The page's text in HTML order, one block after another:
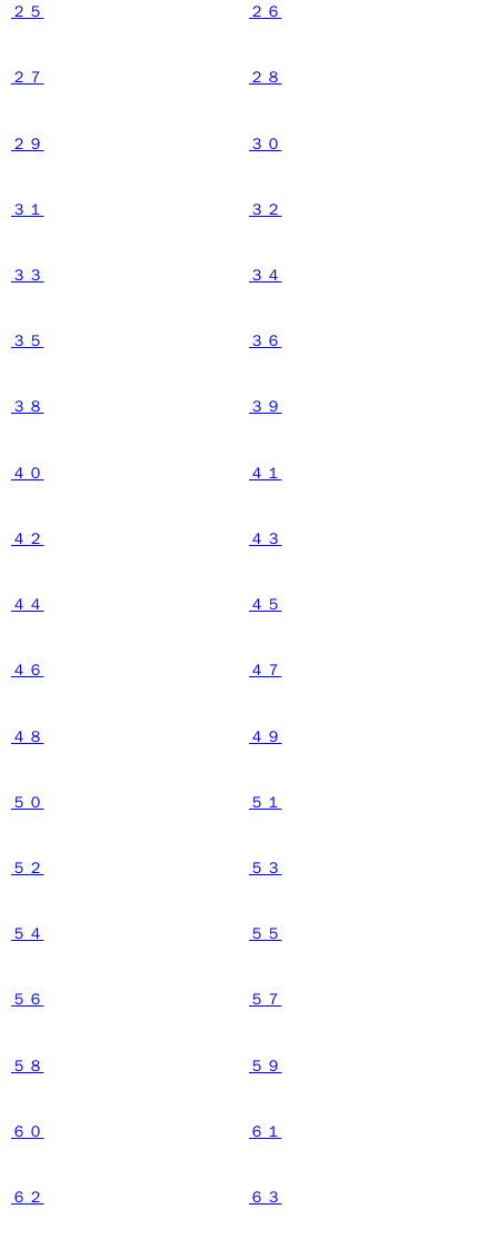
２５ ２６
２７ ２８
２９ ３０
３１ ３２
３３ ３４
３５ ３６
３８ ３９
４０ ４１
４２ ４３
４４ ４５
４６ ４７
４８ ４９
５０ ５１
５２ ５３
５４ ５５
５６ ５７
５８ ５９
６０ ６１
６２ ６３